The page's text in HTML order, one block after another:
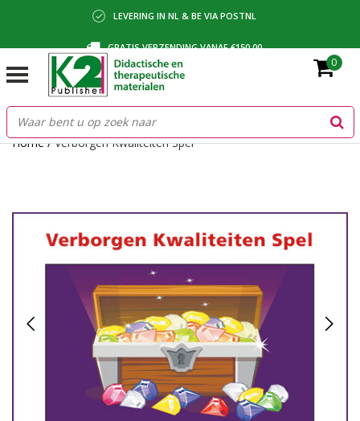
LEVERING IN NL & BE VIA POSTNL
GRATIS VERZENDING VANAF €150,00
BETALING VIA IDEAL, BANCONTACT OF FACTUUR
0
Home/Verborgen Kwaliteiten Spel